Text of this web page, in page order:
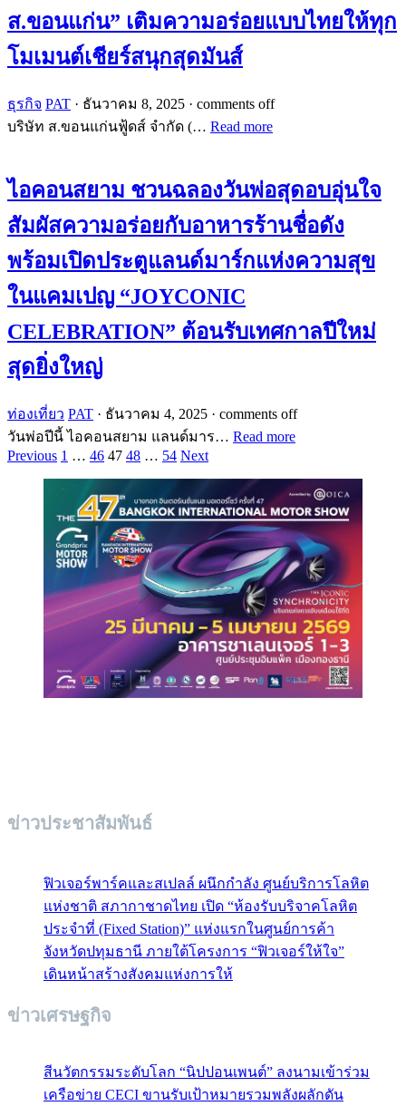
ส.ขอนแก่น” เติมความอร่อยแบบไทยให้ทุก
โมเมนต์เชียร์สนุกสุดมันส์
ธุรกิจ PAT · ธันวาคม 8, 2025 · comments off
บริษัท ส.ขอนแก่นฟู้ดส์ จำกัด (… Read more
ไอคอนสยาม ชวนฉลองวันพ่อสุดอบอุ่นใจ
สัมผัสความอร่อยกับอาหารร้านชื่อดัง
พร้อมเปิดประตูแลนด์มาร์กแห่งความสุข
ในแคมเปญ “JOYCONIC
CELEBRATION” ต้อนรับเทศกาลปีใหม่
สุดยิ่งใหญ่
ท่องเที่ยว PAT · ธันวาคม 4, 2025 · comments off
วันพ่อปีนี้ ไอคอนสยาม แลนด์มาร… Read more
Posts
pagination
Previous 1 … 46 47 48 … 54 Next
ข่าวประชาสัมพันธ์
ฟิวเจอร์พาร์คและสเปลล์ ผนึกกำลัง ศูนย์บริการโลหิต
แห่งชาติ สภากาชาดไทย เปิด “ห้องรับบริจาคโลหิต
ประจำที่ (Fixed Station)” แห่งแรกในศูนย์การค้า
จังหวัดปทุมธานี ภายใต้โครงการ “ฟิวเจอร์ให้ใจ”
เดินหน้าสร้างสังคมแห่งการให้
ข่าวเศรษฐกิจ
สีนวัตกรรมระดับโลก “นิปปอนเพนต์” ลงนามเข้าร่วม
เครือข่าย CECI ขานรับเป้าหมายรวมพลังผลักดัน